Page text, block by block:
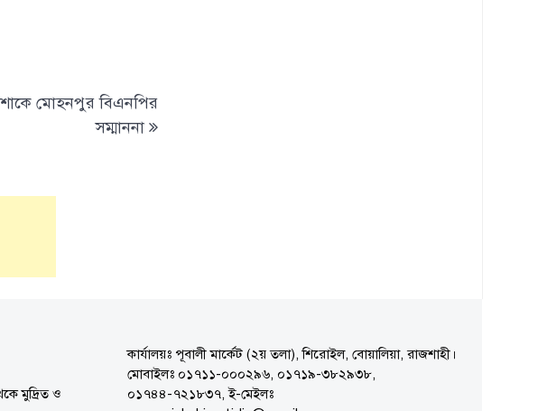
মোহনপুর বিএনপির
সম্মাননা
মুদ্রিত ও
কার্যালয়ঃ পূবালী মার্কেট (২য় তলা), শিরোইল, বোয়ালিয়া, রাজশাহী।
মোবাইলঃ ০১৭১১-০০০২৯৬, ০১৭১৯-৩৮২৯৩৮,
০১৭৪৪-৭২১৮৩৭, ই-মেইলঃ